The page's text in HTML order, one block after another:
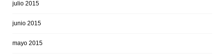
julio 2015
junio 2015
mayo 2015